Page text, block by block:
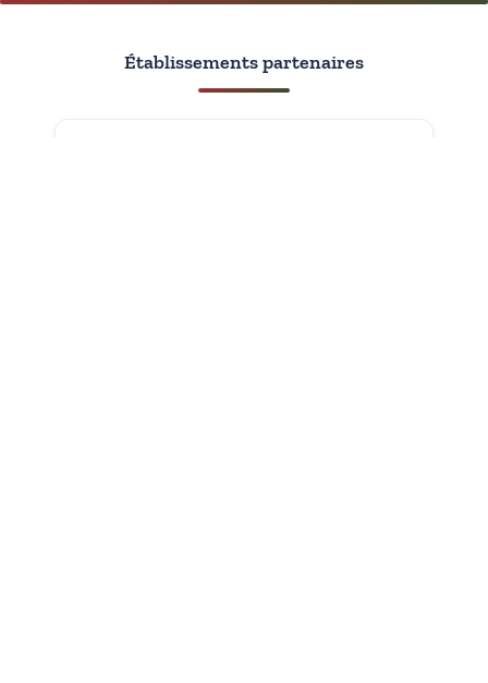
Établissements partenaires